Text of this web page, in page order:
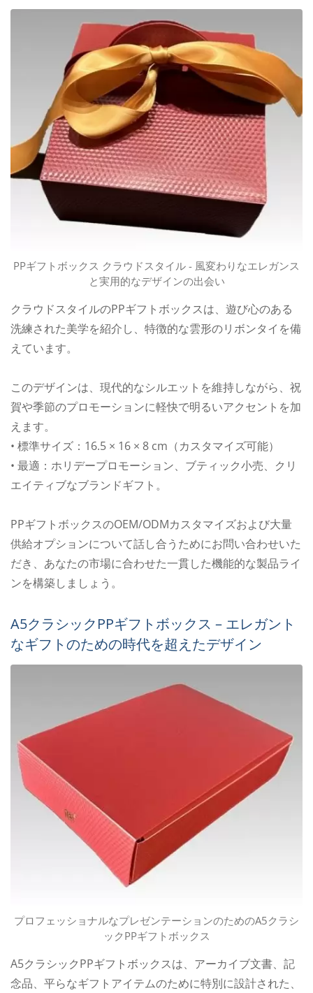
PPギフトボックス クラウドスタイル - 風変わりなエレガンス
と実用的なデザインの出会い
クラウドスタイルのPPギフトボックスは、遊び心のある
洗練された美学を紹介し、特徴的な雲形のリボンタイを備
えています。
このデザインは、現代的なシルエットを維持しながら、祝
賀や季節のプロモーションに軽快で明るいアクセントを加
えます。
• 標準サイズ：16.5 × 16 × 8 cm（カスタマイズ可能）
• 最適：ホリデープロモーション、ブティック小売、クリ
エイティブなブランドギフト。
PPギフトボックスのOEM/ODMカスタマイズおよび大量
供給オプションについて話し合うためにお問い合わせいた
だき、あなたの市場に合わせた一貫した機能的な製品ライ
ンを構築しましょう。
A5クラシックPPギフトボックス – エレガント
なギフトのための時代を超えたデザイン
プロフェッショナルなプレゼンテーションのためのA5クラシ
ックPPギフトボックス
A5クラシックPPギフトボックスは、アーカイブ文書、記
念品、平らなギフトアイテムのために特別に設計された、